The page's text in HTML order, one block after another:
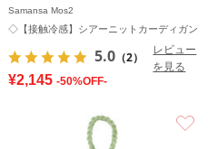
Samansa Mos2
◇【接触冷感】シアーニットカーディガン
5.0 （2）
レビュー
を見る
¥2,145 -50%OFF-